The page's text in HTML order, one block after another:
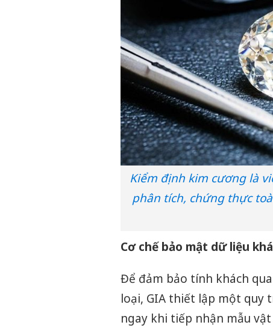
Kiểm định kim cương là
phân tích, chứng thực
Cơ chế bảo mật dữ liệu
Để đảm bảo tính khách
loại, GIA thiết lập một
ngay khi tiếp nhận mẫu